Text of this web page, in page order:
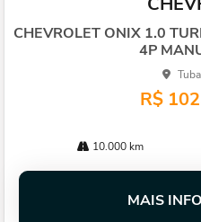
CHEVROLET ONIX 1.0
4P
R$
10.000 km
MAIS